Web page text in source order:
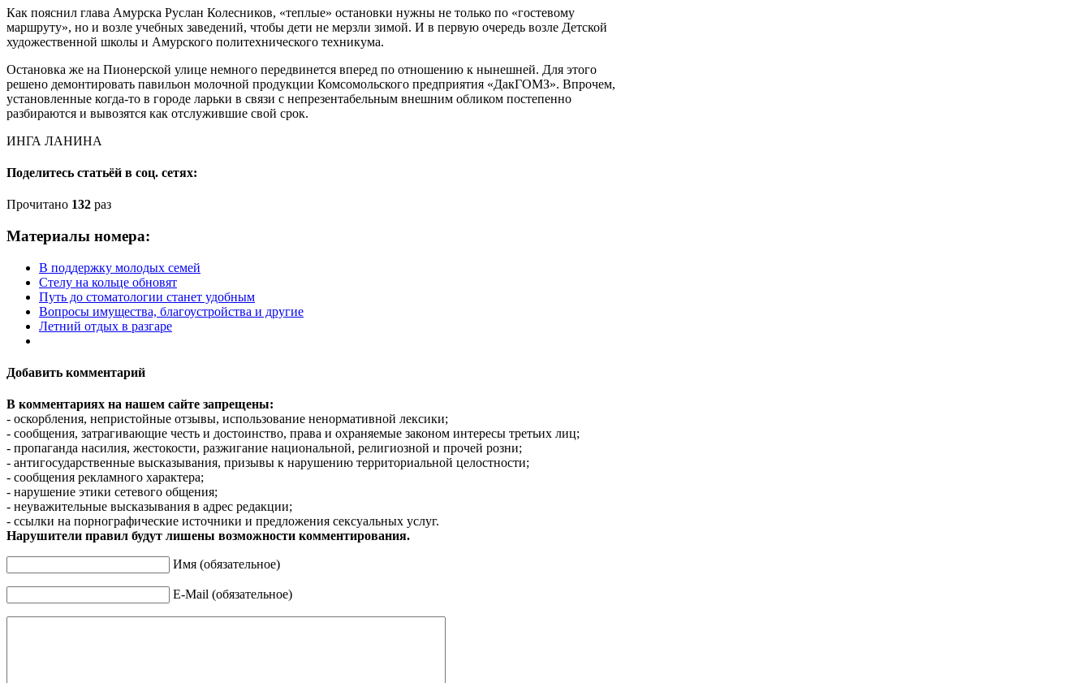
Как пояснил глава Амурска Руслан Колесников, «теплые» остановки нужны не только по «гостевому
маршруту», но и возле учебных заведений, чтобы дети не мерзли зимой. И в первую очередь возле Детской
художественной школы и Амурского политехнического техникума.
Остановка же на Пионерской улице немного передвинется вперед по отношению к нынешней. Для этого
решено демонтировать павильон молочной продукции Комсомольского предприятия «ДакГОМЗ». Впрочем,
установленные когда-то в городе ларьки в связи с непрезентабельным внешним обликом постепенно
разбираются и вывозятся как отслужившие свой срок.
ИНГА ЛАНИНА
Поделитесь статьёй в соц. сетях:
Прочитано 132 раз
Материалы номера:
В поддержку молодых семей
Стелу на кольце обновят
Путь до стоматологии станет удобным
Вопросы имущества, благоустройства и другие
Летний отдых в разгаре
Добавить комментарий
В комментариях на нашем сайте запрещены:
- оскорбления, непристойные отзывы, использование ненормативной лексики;
- сообщения, затрагивающие честь и достоинство, права и охраняемые законом интересы третьих лиц;
- пропаганда насилия, жестокости, разжигание национальной, религиозной и прочей розни;
- антигосударственные высказывания, призывы к нарушению территориальной целостности;
- сообщения рекламного характера;
- нарушение этики сетевого общения;
- неуважительные высказывания в адрес редакции;
- ссылки на порнографические источники и предложения сексуальных услуг.
Нарушители правил будут лишены возможности комментирования.
Имя (обязательное)
E-Mail (обязательное)